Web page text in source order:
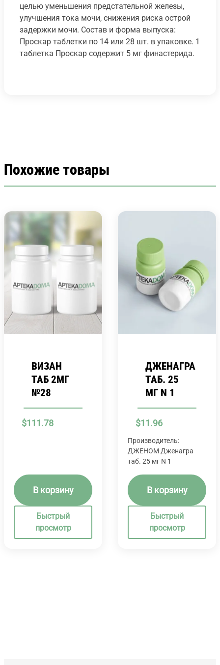
целью уменьшения предстательной железы,
улучшения тока мочи, снижения риска острой
задержки мочи. Состав и форма выпуска:
Проскар таблетки по 14 или 28 шт. в упаковке. 1
таблетка Проскар содержит 5 мг финастерида.
Похожие товары
ВИЗАН
ТАБ 2МГ
№28
$111.78
В корзину
Быстрый
просмотр
ДЖЕНАГРА
ТАБ. 25
МГ N 1
$11.96
Производитель:
ДЖЕНОМ Дженагра
таб. 25 мг N 1
В корзину
Быстрый
просмотр